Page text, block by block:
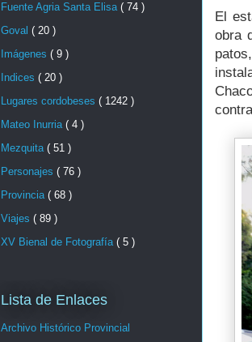
El
obra
Fuente Agria Santa Elisa ( 74 )
Goval ( 20 )
Imágenes ( 9 )
Indices ( 20 )
Lugares cordobeses ( 1242 )
Mateo Inurria ( 4 )
Mezquita ( 51 )
Personajes ( 76 )
Provincia ( 68 )
Viajes ( 89 )
XV Bienal de Fotografía ( 5 )
Lista de Enlaces
Archivo Histórico Provincial